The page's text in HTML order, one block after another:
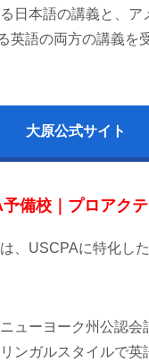
日本語の講義と、ア
英語の両方の講義を
大原公式サイト
備校｜プロアク
、USCPAに特化し
ューヨーク州公認会
ンガルスタイルで英